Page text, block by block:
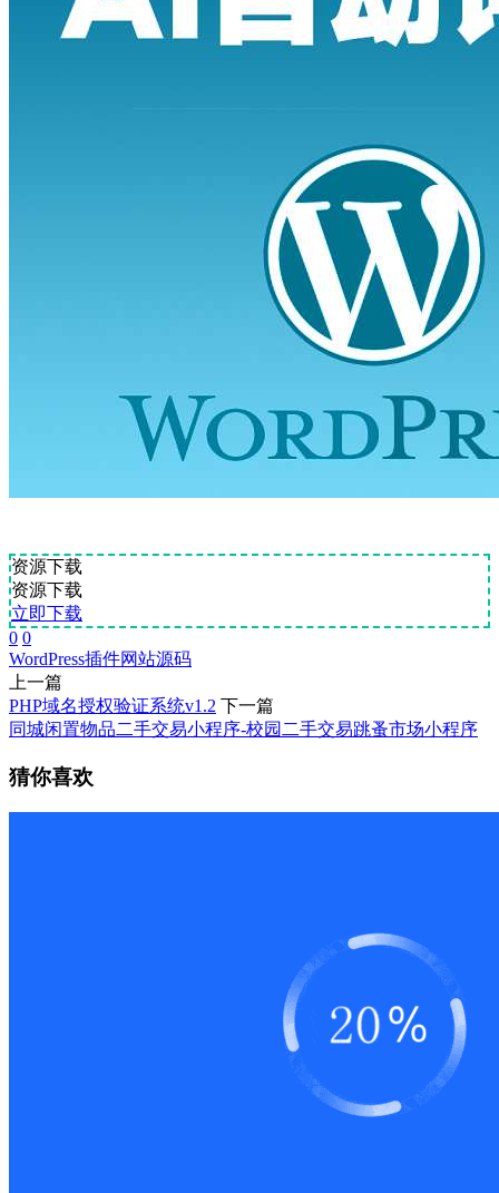
资源下载
资源下载
立即下载
0 0
WordPress插件网站源码
上一篇
PHP域名授权验证系统v1.2 下一篇
同城闲置物品二手交易小程序-校园二手交易跳蚤市场小程序
猜你喜欢